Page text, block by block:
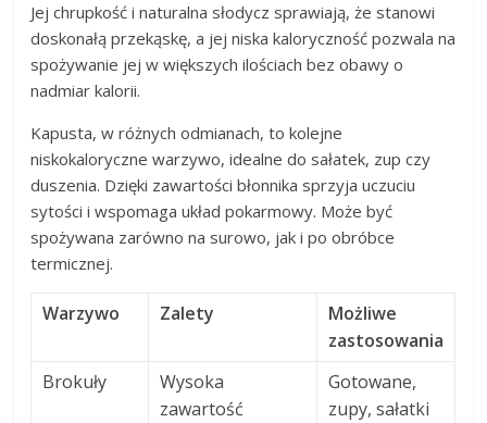
Jej chrupkość i naturalna słodycz sprawiają, że stanowi
doskonałą przekąskę, a jej niska kaloryczność pozwala na
spożywanie jej w większych ilościach bez obawy o
nadmiar kalorii.
Kapusta, w różnych odmianach, to kolejne
niskokaloryczne warzywo, idealne do sałatek, zup czy
duszenia. Dzięki zawartości błonnika sprzyja uczuciu
sytości i wspomaga układ pokarmowy. Może być
spożywana zarówno na surowo, jak i po obróbce
termicznej.
Warzywo Zalety
Możliwe
zastosowania
Brokuły
Wysoka
zawartość
Gotowane,
zupy, sałatki